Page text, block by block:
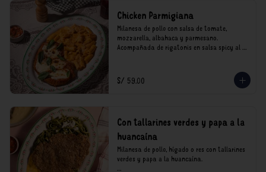
Chicken Parmigiana
Milanesa de pollo con salsa de tomate,
mozzarella, albahaca y parmesano.
Acompañada de rigatonis en salsa spicy al
*Nuestros precios están expresados en soles e
incluyen impuestos de ley y recargo al
S/ 59.00
Con tallarines verdes y papa a la
huancaína
Milanesa de pollo, hígado o res con tallarines
verdes y papa a la huancaína.